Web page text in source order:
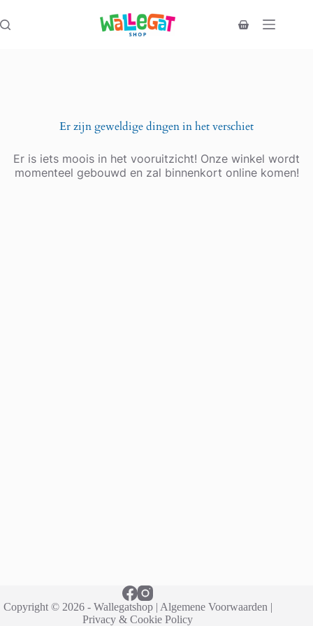
naar
de
Winkelwagen
Er zijn geweldige dingen in het verschiet
Er is iets moois in het vooruitzicht! Onze winkel wordt
momenteel gebouwd en zal binnenkort online komen!
Copyright © 2026 - Wallegatshop | Algemene Voorwaarden |
Privacy & Cookie Policy